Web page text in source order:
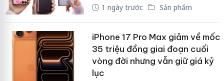
1 ngày trước Sản phẩm
iPhone 17 Pro Max giảm về mốc
35 triệu đồng giai đoạn cuối
vòng đời nhưng vẫn giữ giá kỷ
lục